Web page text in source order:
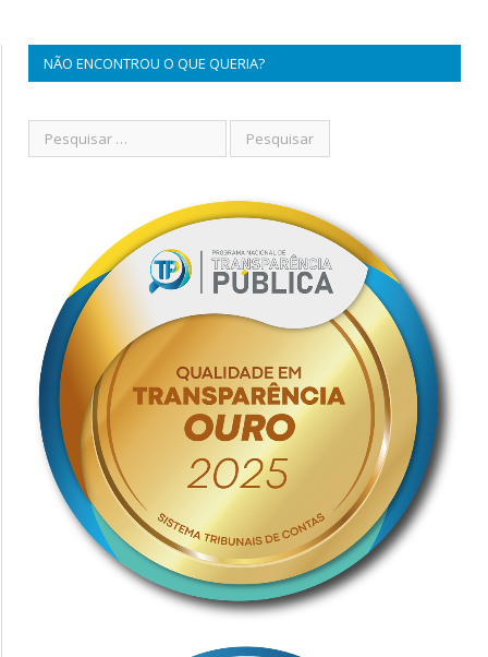
NÃO ENCONTROU O QUE QUERIA?